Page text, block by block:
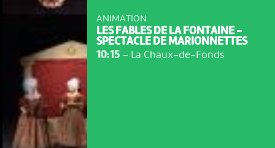
ANIMATION
LES FABLES DE LA FONTAINE -
SPECTACLE DE MARIONNETTES
10:15 - La Chaux-de-Fonds